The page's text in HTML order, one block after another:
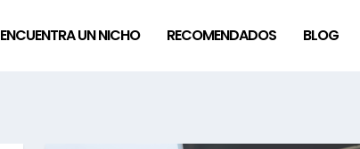
ENCUENTRA UN NICHO RECOMENDADOS BLOG